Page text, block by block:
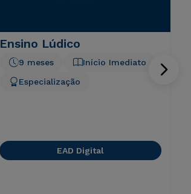
Ensino Lúdico
Início Imediato
9 meses
Especialização
EAD Digital